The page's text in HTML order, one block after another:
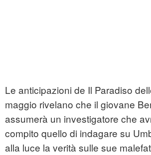
Le anticipazioni de Il Paradiso
maggio rivelano che il giovane
assumerà un investigatore che
compito quello di indagare su
alla luce la verità sulle sue